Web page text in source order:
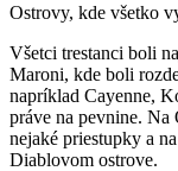
Ostrovy, kde všetko
Všetci trestanci boli
Maroni, kde boli
napríklad Cayenne,
práve na pevnine. Na
nejaké priestupky a
Diablovom ostrove.